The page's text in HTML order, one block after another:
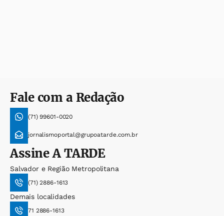
Fale com a Redação
(71) 99601-0020
jornalismoportal@grupoatarde.com.br
AssineA TARDE
Salvador e Região Metropolitana
(71) 2886-1613
Demais localidades
71 2886-1613